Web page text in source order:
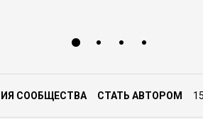
СООБЩЕСТВА СТАТЬ АВТОРОМ